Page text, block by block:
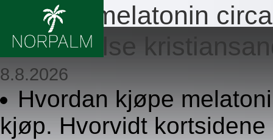
Kvalitet melatonin
forsendelse
8.8.2026
Hvordan kjøpe
kjøp. Hvorvidt